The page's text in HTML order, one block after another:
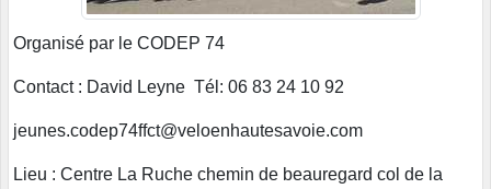
Organisé par le CODEP 74
Contact : David Leyne Tél: 06 83 24 10 92
jeunes.codep74ffct@veloenhautesavoie.com
Lieu : Centre La Ruche chemin de beauregard col de la